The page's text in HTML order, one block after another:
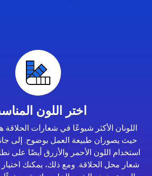
اختر اللون
اللونان الأكثر شيوعًا في شعارات الحلاقة
حيث يصوران طبيعة العمل بوضوح. إلى
استخدام اللون الأحمر والأزرق أيضًا على
شعار محل الحلاقة. ومع ذلك، يمكنك